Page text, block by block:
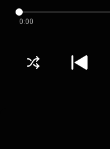
0:00